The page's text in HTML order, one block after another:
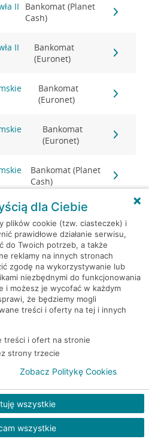
II
Bankomat (Planet
Cash)
II
Bankomat
(Euronet)
Bankomat
(Euronet)
Bankomat
(Euronet)
Bankomat (Planet
Cash)
Bankomat
(Euronet)
Bankomat
(Euronet)
Bankomat
(Euronet)
Cash)
Bankomat
Bankomat (Planet
Cash)
dla Ciebie
plików cookie (tzw. ciasteczek) i
prawidłowe działanie serwisu,
do Twoich potrzeb, a także
reklamy na innych stronach
zgodę na wykorzystywanie lub
niezbędnymi do funkcjonowania
i możesz je wycofać w każdym
że będziemy mogli
treści i oferty na tej i innych
treści i ofert na stronie
strony trzecie
wszystkie
wszystkie
Zobacz Politykę Cookies